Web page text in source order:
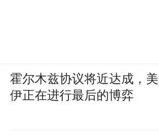
霍尔木兹协议将近达成，美
伊正在进行最后的博弈